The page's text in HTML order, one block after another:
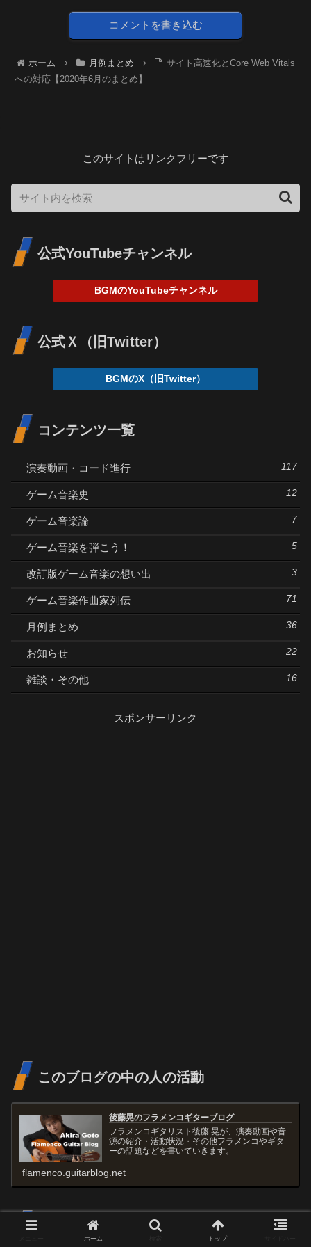
コメントを書き込む
ホーム 月例まとめ
サイト高速化とCore Web Vitals
への対応【2020年6月のまとめ】
このサイトはリンクフリーです
公式YouTubeチャンネル
BGMのYouTubeチャンネル
公式Ｘ（旧Twitter）
BGMのX（旧Twitter）
コンテンツ一覧
演奏動画・コード進行 117
ゲーム音楽史 12
ゲーム音楽論 7
ゲーム音楽を弾こう！ 5
改訂版ゲーム音楽の想い出 3
ゲーム音楽作曲家列伝 71
月例まとめ 36
お知らせ 22
雑談・その他 16
スポンサーリンク
このブログの中の人の活動
後藤晃のフラメンコギターブログ
フラメンコギタリスト後藤 晃が、演奏動画や音
源の紹介・活動状況・その他フラメンコやギタ
ーの話題などを書いていきます。
flamenco.guitarblog.net
ホーム トップ